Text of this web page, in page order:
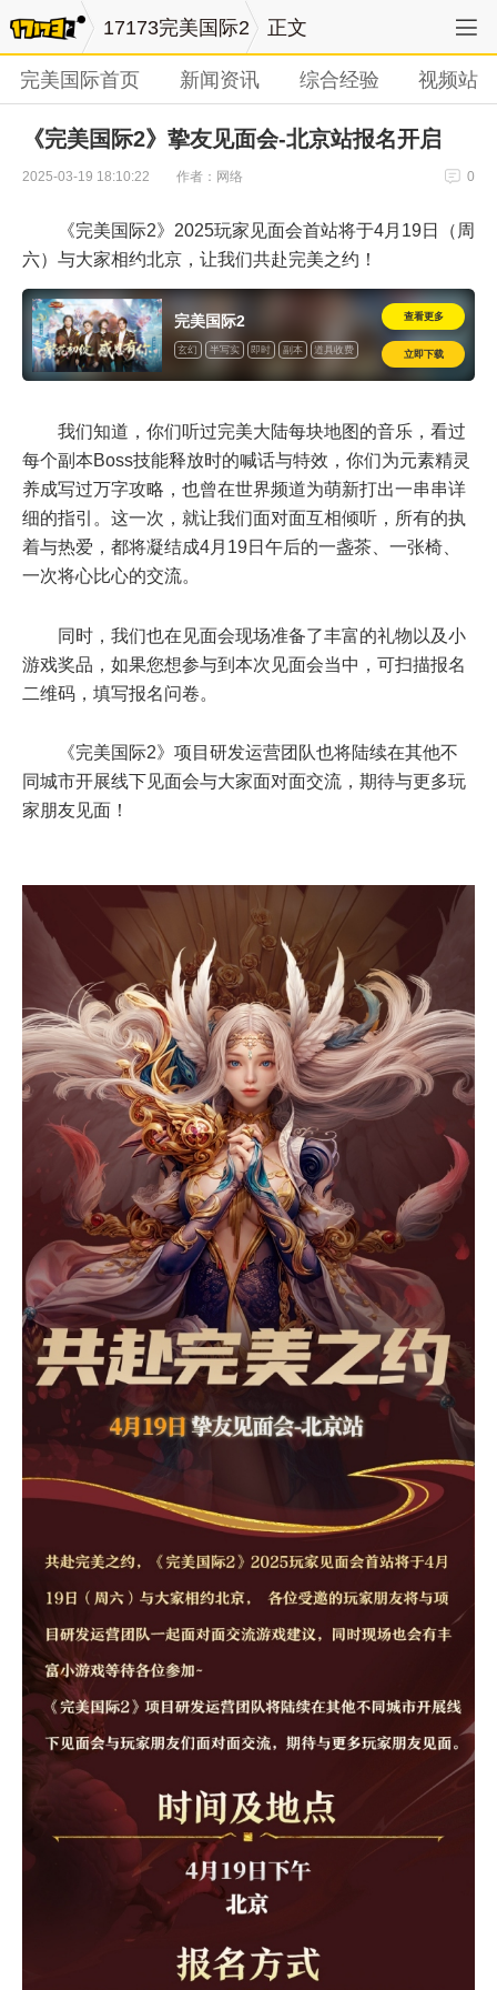
17173完美国际2 正文
完美国际首页 新闻资讯 综合经验 视频站
《完美国际2》挚友见面会-北京站报名开启
2025-03-19 18:10:22 作者：网络 0
《完美国际2》2025玩家见面会首站将于4月19日（周
六）与大家相约北京，让我们共赴完美之约！
完美国际2
玄幻 半写实 即时 副本
道具收费
查看更多
立即下载
我们知道，你们听过完美大陆每块地图的音乐，看过
每个副本Boss技能释放时的喊话与特效，你们为元素精灵
养成写过万字攻略，也曾在世界频道为萌新打出一串串详
细的指引。这一次，就让我们面对面互相倾听，所有的执
着与热爱，都将凝结成4月19日午后的一盏茶、一张椅、
一次将心比心的交流。
同时，我们也在见面会现场准备了丰富的礼物以及小
游戏奖品，如果您想参与到本次见面会当中，可扫描报名
二维码，填写报名问卷。
《完美国际2》项目研发运营团队也将陆续在其他不
同城市开展线下见面会与大家面对面交流，期待与更多玩
家朋友见面！